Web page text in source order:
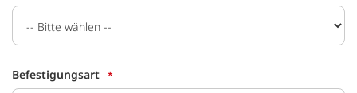
Befestigungsart